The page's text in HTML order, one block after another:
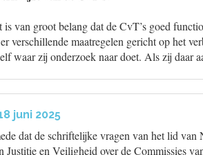
is van groot belang dat de CvT’s goed
verschillende maatregelen gericht op het
waar zij onderzoek naar doet. Als zij daar
juni 2025
dat de schriftelijke vragen van het lid van
Justitie en Veiligheid over de Commissies